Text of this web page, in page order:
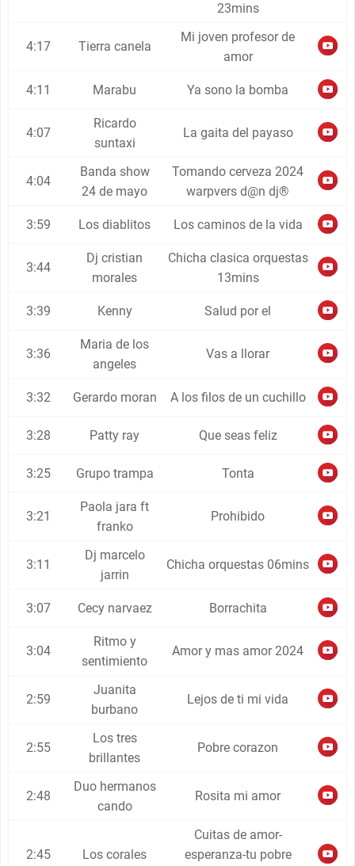
23mins
4:17 Tierra canela
Mi joven profesor de
amor
4:11 Marabu Ya sono la bomba
4:07
Ricardo
suntaxi
La gaita del payaso
4:04
Banda show
24 de mayo
Tomando cerveza 2024
warpvers d@n dj®
3:59 Los diablitos Los caminos de la vida
3:44
Dj cristian
morales
Chicha clasica orquestas
13mins
3:39 Kenny Salud por el
3:36
Maria de los
angeles
Vas a llorar
3:32 Gerardo moran A los filos de un cuchillo
3:28 Patty ray Que seas feliz
3:25 Grupo trampa Tonta
3:21
Paola jara ft
franko
Prohibido
3:11
Dj marcelo
jarrin
Chicha orquestas 06mins
3:07 Cecy narvaez Borrachita
3:04
Ritmo y
sentimiento
Amor y mas amor 2024
2:59
Juanita
burbano
Lejos de ti mi vida
2:55
Los tres
brillantes
Pobre corazon
2:48
Duo hermanos
cando
Rosita mi amor
2:45 Los corales
Cuitas de amor-
esperanza-tu pobre